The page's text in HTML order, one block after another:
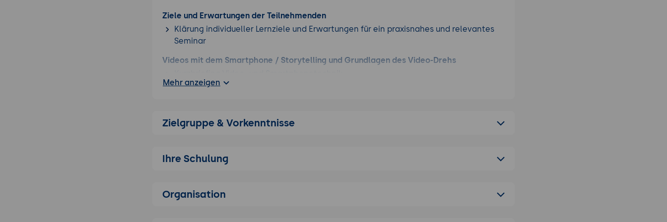
Weiterbildung mit noch mehr passendenVideoproduktion Seminare .
Ziele und Erwartungen der Teilnehmenden
Klärung individueller Lernziele und Erwartungen für ein praxisnahes und relevantes
Seminar
Videos mit dem Smartphone / Storytelling und Grundlagen des Video-Drehs
Ideenfindung, Konzept, Storyboard
Location Scouting, Vorbereitung Dreh
Was ist „Digital Storytelling“? Wie baue ich eine gute Geschichte auf?
Übung: Erste Probeaufnahme
Ton/Mikrofon, Lichtverhältnisse
Mehr anzeigen
Zielgruppe & Vorkenntnisse
Ihre Schulung
Organisation